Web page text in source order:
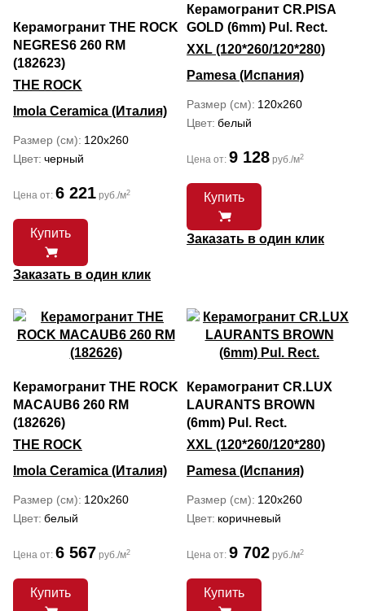
Керамогранит THE ROCK
NEGRES6 260 RM
(182623)
THE ROCK
Imola Ceramica (Италия)
Размер (см) 120x260
Цвет черный
Цена от: 6 221 руб./м2
Купить
Заказать в один клик
Керамогранит CR.PISA
GOLD (6mm) Pul. Rect.
XXL (120*260/120*280)
Pamesa (Испания)
Размер (см) 120x260
Цвет белый
Цена от: 9 128 руб./м2
Купить
Заказать в один клик
Керамогранит THE ROCK
MACAUB6 260 RM
(182626)
THE ROCK
Imola Ceramica (Италия)
Размер (см) 120x260
Цвет белый
Цена от: 6 567 руб./м2
Купить
Керамогранит CR.LUX
LAURANTS BROWN
(6mm) Pul. Rect.
XXL (120*260/120*280)
Pamesa (Испания)
Размер (см) 120x260
Цвет коричневый
Цена от: 9 702 руб./м2
Купить